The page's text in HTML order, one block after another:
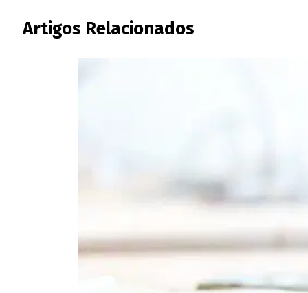
Artigos Relacionados